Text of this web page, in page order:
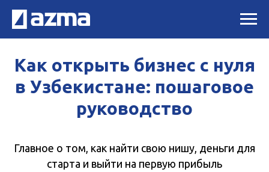
Как открыть бизнес с нуля
в Узбекистане: пошаговое
руководство
Главное о том, как найти свою нишу, деньги для
старта и выйти на первую прибыль